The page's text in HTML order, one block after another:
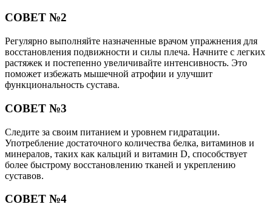
СОВЕТ №2
Регулярно выполняйте назначенные врачом упражнения для
восстановления подвижности и силы плеча. Начните с легких
растяжек и постепенно увеличивайте интенсивность. Это
поможет избежать мышечной атрофии и улучшит
функциональность сустава.
СОВЕТ №3
Следите за своим питанием и уровнем гидратации.
Употребление достаточного количества белка, витаминов и
минералов, таких как кальций и витамин D, способствует
более быстрому восстановлению тканей и укреплению
суставов.
СОВЕТ №4